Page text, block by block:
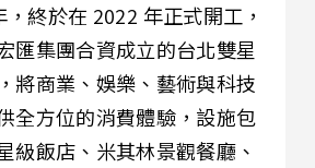
終於在 2022 年正式開工，
匯集團合資成立的台北雙星
將商業、娛樂、藝術與科技
全方位的消費體驗，設施包
級飯店、米其林景觀餐廳、